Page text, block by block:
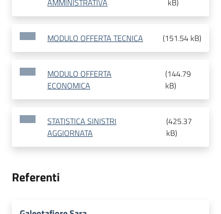
AMMINISTRATIVA
kB)
MODULO OFFERTA TECNICA (151.54 kB)
MODULO OFFERTA
ECONOMICA
(144.79
kB)
STATISTICA SINISTRI
AGGIORNATA
(425.37
kB)
Referenti